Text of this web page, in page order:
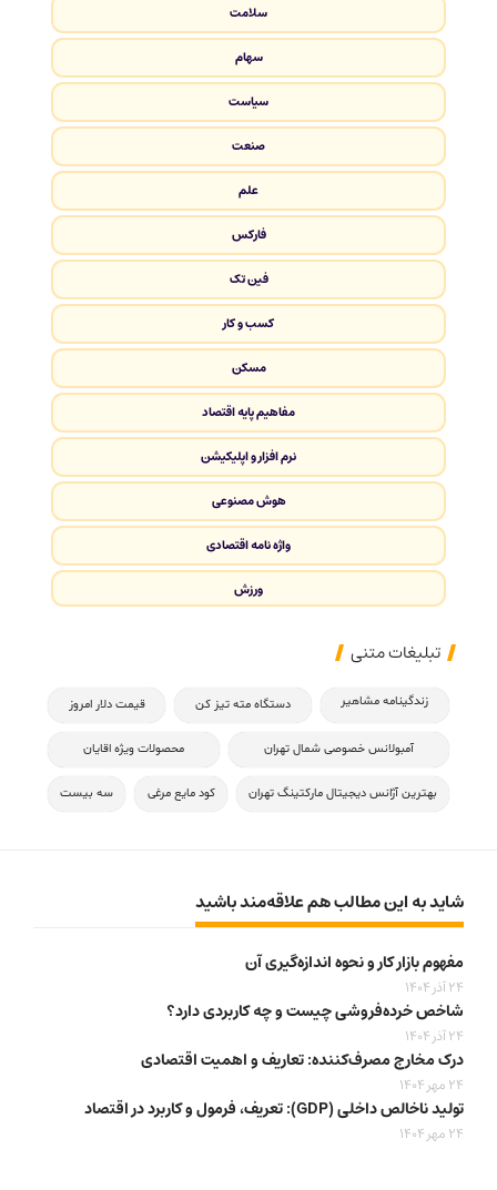
سلامت
سهام
سیاست
صنعت
علم
فارکس
فین تک
کسب و کار
مسکن
مفاهیم پایه اقتصاد
نرم افزار و اپلیکیشن
هوش مصنوعی
واژه نامه اقتصادی
ورزش
تبلیغات متنی
زندگینامه مشاهیر دستگاه مته تیز کن قیمت دلار امروز
آمبولانس خصوصی شمال تهران محصولات ویژه اقایان
بهترین آژانس دیجیتال مارکتینگ تهران کود مایع مرغی سه بیست
شاید به این مطالب هم علاقه‌مند باشید
مفهوم بازار کار و نحوه اندازه‌گیری آن
24 آذر 1404
شاخص خرده‌فروشی چیست و چه کاربردی دارد؟
24 آذر 1404
درک مخارج مصرف‌کننده: تعاریف و اهمیت اقتصادی
24 مهر 1404
تولید ناخالص داخلی (GDP): تعریف، فرمول و کاربرد در اقتصاد
24 مهر 1404